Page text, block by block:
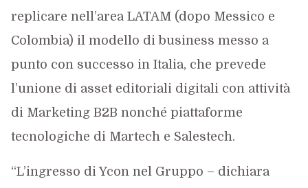
replicare nell’area LATAM (dopo Messico e
Colombia) il modello di business messo a
punto con successo in Italia, che prevede
l’unione di asset editoriali digitali con attività
di Marketing B2B nonché piattaforme
tecnologiche di Martech e Salestech.
“L’ingresso di Ycon nel Gruppo – dichiara